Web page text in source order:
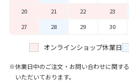
20
21 22 23
27
28 29 30
オンラインショップ休業日
休業日中のご注文・お問い合わせに関す
いただいております。